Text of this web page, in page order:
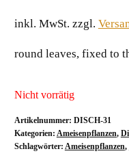
inkl. MwSt. zzgl.
round leaves, fixed to
Nicht vorrätig
Artikelnummer: DISCH-31
Kategorien: Ameisenpflanzen,
Schlagwörter: Ameisenpflanzen,